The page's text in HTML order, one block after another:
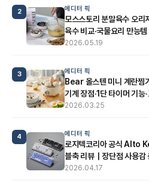
2 에디터 픽
모스스토리 분말육수 오
육수 비교·국물요리 만능템
2026.05.19
3 에디터 픽
Bear 올스텐 미니 계란찜
기계 장점·1단 타이머 기능
2026.03.25
4 에디터 픽
로지텍코리아 공식 Alto
블축 리뷰｜장단점 사용감
2026.04.17